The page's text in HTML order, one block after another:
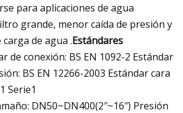
para aplicaciones de agua
grande, menor caída de presión y
de agua .Estándares
de conexión: BS EN 1092-2 Estándar
BS EN 12266-2003 Estándar cara
Serie1
DN50~DN400(2″~16″) Presión